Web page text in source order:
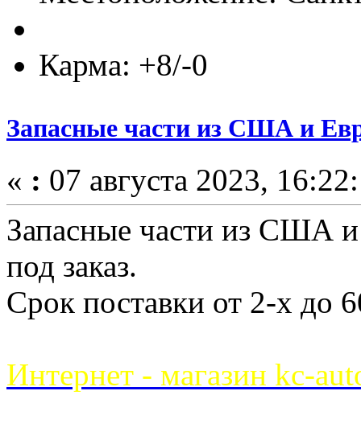
Карма: +8/-0
Запасные части из США и
« : 07 августа 2023,
Запасные части из США
под заказ.
Срок поставки от 2-х до
Интернет - магазин kc-